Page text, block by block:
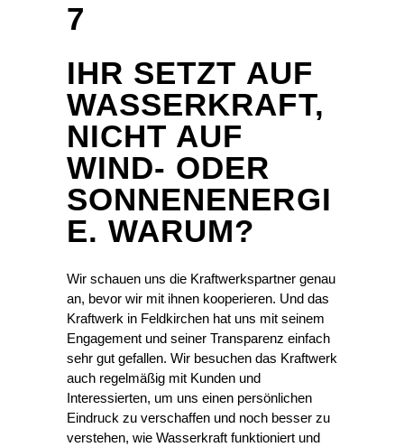
7
IHR SETZT AUF
WASSERKRAFT,
NICHT AUF
WIND- ODER
SONNENENERGI
E. WARUM?
Wir schauen uns die Kraftwerkspartner genau
an, bevor wir mit ihnen kooperieren. Und das
Kraftwerk in Feldkirchen hat uns mit seinem
Engagement und seiner Transparenz einfach
sehr gut gefallen. Wir besuchen das Kraftwerk
auch regelmäßig mit Kunden und
Interessierten, um uns einen persönlichen
Eindruck zu verschaffen und noch besser zu
verstehen, wie Wasserkraft funktioniert und